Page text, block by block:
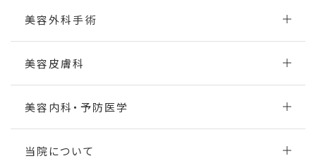
美容外科手術
美容皮膚科
美容内科・予防医学
当院について